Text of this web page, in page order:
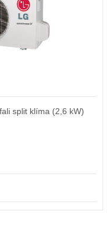
split klíma (2,6 kW)